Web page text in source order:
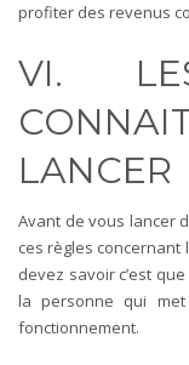
profiter des revenus
VI.
LANCER
Avant de vous lancer
ces règles concernant
devez savoir c’est
la personne qui
fonctionnement.